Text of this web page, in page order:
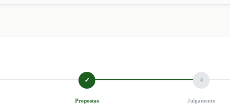
✓
Propostas
4
Julgamento